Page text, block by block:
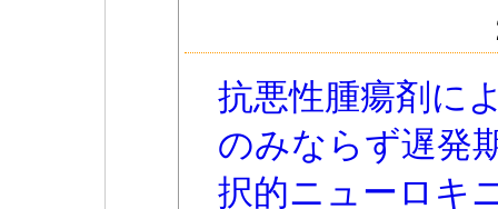
抗悪性腫瘍剤に
のみならず遅発
択的ニューロキ